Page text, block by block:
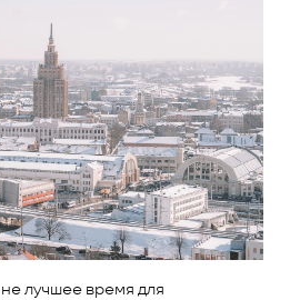
лучшее время для